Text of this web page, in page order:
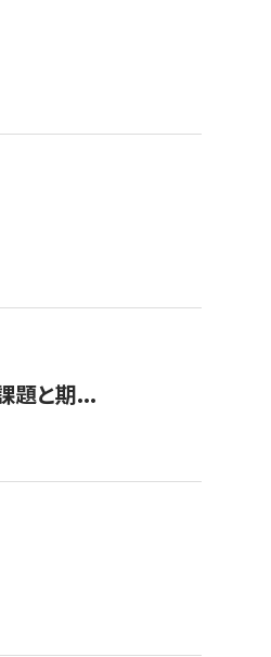
題と期...